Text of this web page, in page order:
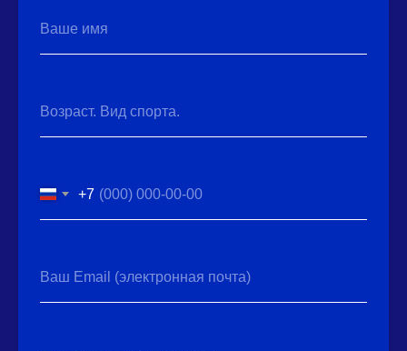
Ваше имя
Возраст. Вид спорта.
+7
Ваш Email (электронная почта)